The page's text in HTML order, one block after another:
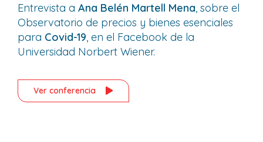
Entrevista a Ana Belén Martell Mena , sobre el
Observatorio de precios y bienes esenciales
para Covid-19 , en el Facebook de la
Universidad Norbert Wiener.
Ver conferencia